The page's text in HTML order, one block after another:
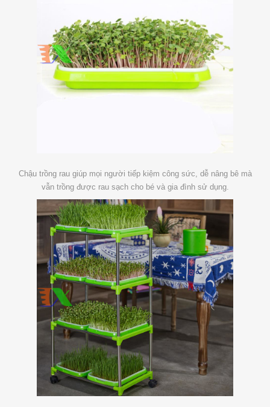
Chậu trồng rau giúp mọi người tiếp kiệm công sức, dễ nâng bê mà
vẫn trồng được rau sạch cho bé và gia đình sử dụng.